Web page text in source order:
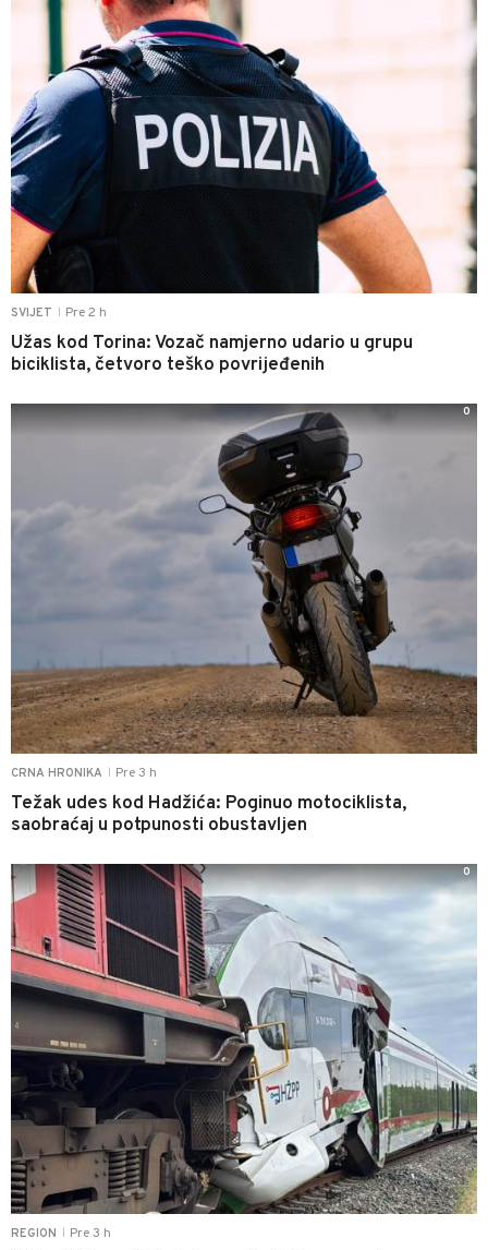
SVIJET Pre 2 h
Užas kod Torina: Vozač namjerno udario u grupu
biciklista, četvoro teško povrijeđenih
CRNA HRONIKA Pre 3 h
Težak udes kod Hadžića: Poginuo motociklista,
saobraćaj u potpunosti obustavljen
0
REGION Pre 3 h
0